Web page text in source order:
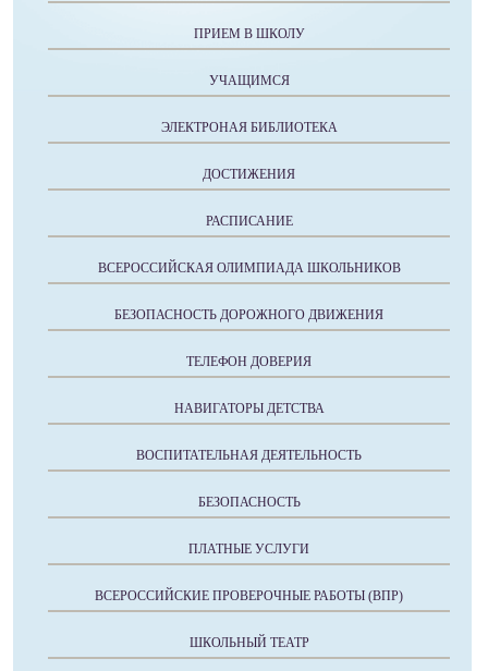
ПРИЕМ В ШКОЛУ
УЧАЩИМСЯ
ЭЛЕКТРОНАЯ БИБЛИОТЕКА
ДОСТИЖЕНИЯ
РАСПИСАНИЕ
ВСЕРОССИЙСКАЯ ОЛИМПИАДА ШКОЛЬНИКОВ
БЕЗОПАСНОСТЬ ДОРОЖНОГО ДВИЖЕНИЯ
ТЕЛЕФОН ДОВЕРИЯ
НАВИГАТОРЫ ДЕТСТВА
ВОСПИТАТЕЛЬНАЯ ДЕЯТЕЛЬНОСТЬ
БЕЗОПАСНОСТЬ
ПЛАТНЫЕ УСЛУГИ
ВСЕРОССИЙСКИЕ ПРОВЕРОЧНЫЕ РАБОТЫ (ВПР)
ШКОЛЬНЫЙ ТЕАТР